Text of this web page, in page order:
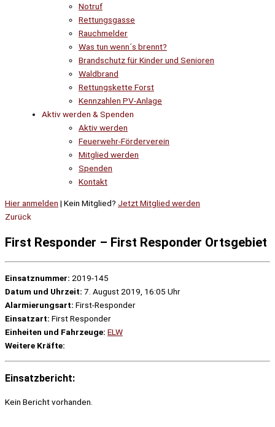
Notruf
Rettungsgasse
Rauchmelder
Was tun wenn´s brennt?
Brandschutz für Kinder und Senioren
Waldbrand
Rettungskette Forst
Kennzahlen PV-Anlage
Aktiv werden & Spenden
Aktiv werden
Feuerwehr-Förderverein
Mitglied werden
Spenden
Kontakt
Hier anmelden | Kein Mitglied? Jetzt Mitglied werden
Zurück
First Responder – First Responder Ortsgebiet
Einsatznummer: 2019-145
Datum und Uhrzeit: 7. August 2019, 16:05 Uhr
Alarmierungsart: First-Responder
Einsatzart: First Responder
Einheiten und Fahrzeuge: ELW
Weitere Kräfte:
Einsatzbericht:
Kein Bericht vorhanden.